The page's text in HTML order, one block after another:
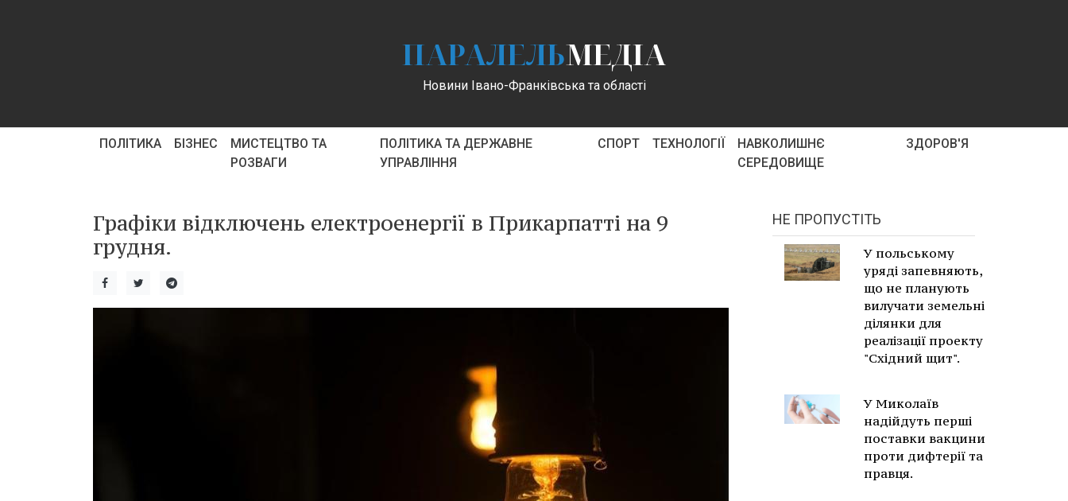
ПАРАЛЕЛЬМЕДІА
Новини Івано-Франківська та області
ПОЛІТИКА БІЗНЕС
МИСТЕЦТВО ТА
РОЗВАГИ
ПОЛІТИКА ТА ДЕРЖАВНЕ
УПРАВЛІННЯ
СПОРТ ТЕХНОЛОГІЇ
НАВКОЛИШНЄ
СЕРЕДОВИЩЕ
ЗДОРОВ'Я
Графіки відключень електроенергії в Прикарпатті на 9
грудня.
НЕ ПРОПУСТІТЬ
У польському
уряді запевняють,
що не планують
вилучати земельні
ділянки для
реалізації проекту
"Східний щит".
У Миколаїв
надійдуть перші
поставки вакцини
проти дифтерії та
правця.